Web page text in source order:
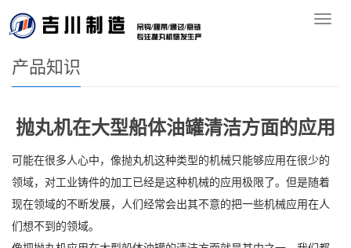
导
您的位置：首页>>产品知识
产品知识
抛丸机在大型船体油罐清洁方面的应用
可能在很多人心中，像抛丸机这种类型的机械只能够应用在很少的
领域，对工业铸件的加工已经是这种机械的应用极限了。但是随着
现在领域的不断发展，人们经常会出其不意的把一些机械应用在人
们想不到的领域。